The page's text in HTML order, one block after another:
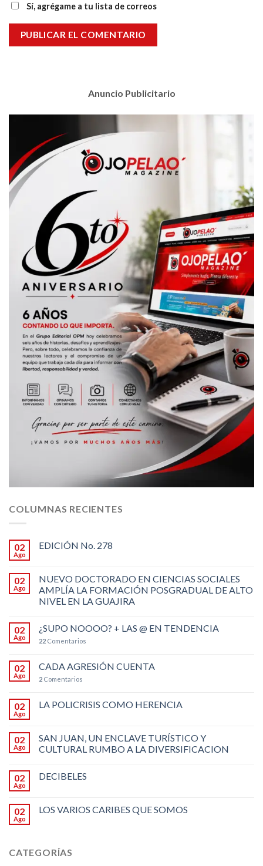
Sí, agrégame a tu lista de correos
Anuncio Publicitario
COLUMNAS RECIENTES
02
Ago
EDICIÓN No. 278
02
Ago
NUEVO DOCTORADO EN CIENCIAS SOCIALES
AMPLÍA LA FORMACIÓN POSGRADUAL DE ALTO
NIVEL EN LA GUAJIRA
02
Ago
¿SUPO NOOOO? + LAS @ EN TENDENCIA
22 Comentarios
02
Ago
CADA AGRESIÓN CUENTA
2 Comentarios
02
Ago
LA POLICRISIS COMO HERENCIA
02
Ago
SAN JUAN, UN ENCLAVE TURÍSTICO Y
CULTURAL RUMBO A LA DIVERSIFICACION
02
Ago
DECIBELES
02
Ago
LOS VARIOS CARIBES QUE SOMOS
CATEGORÍAS